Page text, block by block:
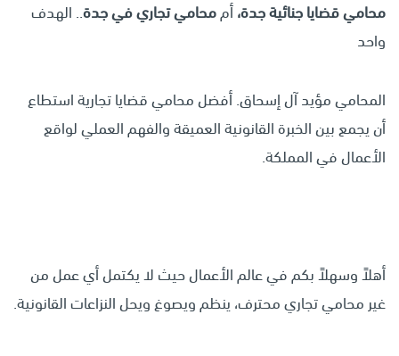
محامي قضايا جنائية جدة،أممحامي تجاري في جدة.. الهدف
واحد
المحامي مؤيد آل إسحاق. أفضل محامي قضايا تجارية استطاع
أن يجمع بين الخبرة القانونية العميقة والفهم العملي لواقع
الأعمال في المملكة.
أهلاً وسهلاً بكم في عالم الأعمال حيث لا يكتمل أي عمل من
غير محامي تجاري محترف، ينظم ويصوغ ويحل النزاعات القانونية.